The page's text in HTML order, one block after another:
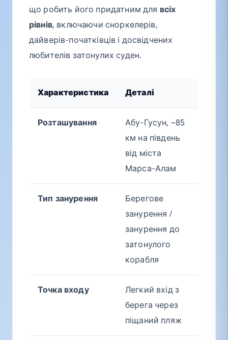
що робить його придатним для всіх
рівнів, включаючи сноркелерів,
дайверів-початківців і досвідчених
любителів затонулих суден.
Характеристика Деталі
Розташування
Абу-Гусун, ~85
км на південь
від міста
Марса-Алам
Тип занурення
Берегове
занурення /
занурення до
затонулого
корабля
Точка входу
Легкий вхід з
берега через
піщаний пляж